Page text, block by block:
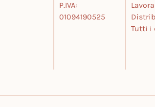
P.IVA:
01094190525
Tutti i